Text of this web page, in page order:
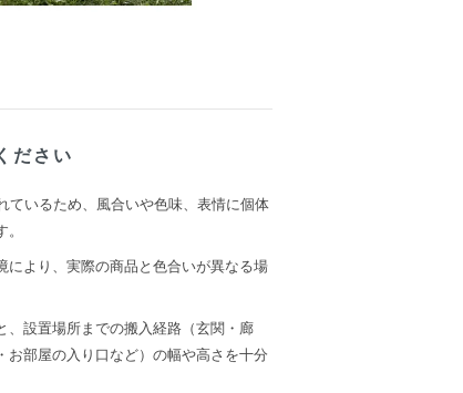
ださい
ているため、風合いや色味、表情に個体
により、実際の商品と色合いが異なる場
、設置場所までの搬入経路（玄関・廊
お部屋の入り口など）の幅や高さを十分